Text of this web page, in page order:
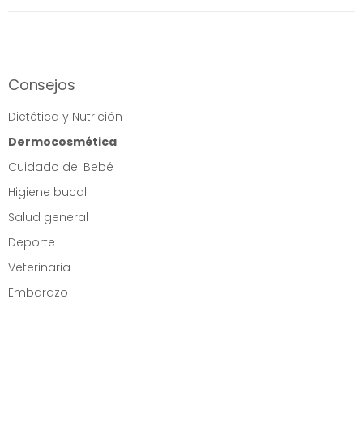
Consejos
Dietética y Nutrición
Dermocosmética
Cuidado del Bebé
Higiene bucal
Salud general
Deporte
Veterinaria
Embarazo